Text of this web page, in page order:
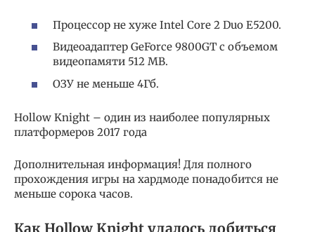
Процессор не хуже Intel Core 2 Duo E5200.
Видеоадаптер GeForce 9800GT с объемом
видеопамяти 512 МВ.
ОЗУ не меньше 4Гб.
Hollow Knight – один из наиболее популярных
платформеров 2017 года
Дополнительная информация! Для полного
прохождения игры на хардмоде понадобится не
меньше сорока часов.
Как Hollow Knight удалось добиться